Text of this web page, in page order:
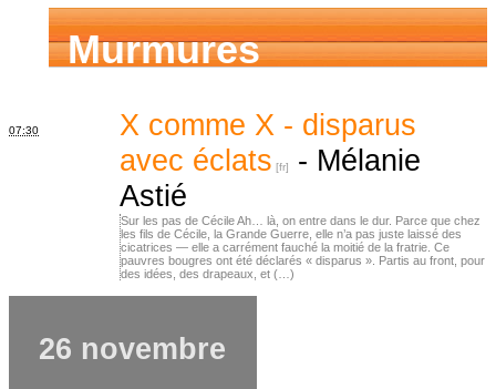
Murmures
d’ancêtres
07:30
X comme X - disparus
avec éclats
- Mélanie
Astié
Sur les pas de Cécile Ah… là, on entre dans le dur. Parce que chez
les fils de Cécile, la Grande Guerre, elle n’a pas juste laissé des
cicatrices — elle a carrément fauché la moitié de la fratrie. Ce
pauvres bougres ont été déclarés « disparus ». Partis au front, pour
des idées, des drapeaux, et (…)
26 novembre